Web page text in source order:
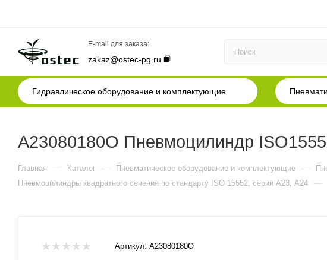
E-mail для заказа:
zakaz@ostec-pg.ru
Гидравлическое оборудование и комплектующие
A23080180O Пневмоцилиндр
Главная — Каталог — Пневматическое оборудование и комплектующие —
Пневмоцилиндры квадратного сечения по стандарту ISO 15552, серии А23, А24 —
Артикул: A23080180O